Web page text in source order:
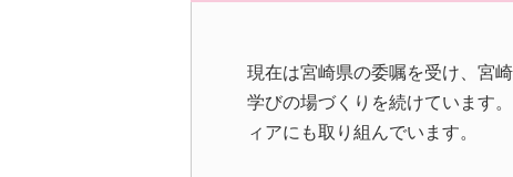
現在は宮崎県の委嘱を受け、宮
学びの場づくりを続けています
ィアにも取り組んでいます。